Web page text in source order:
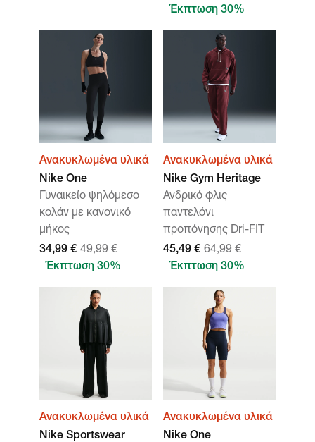
Έκπτωση 30%
Ανακυκλωμένα υλικά
Nike One
Γυναικείο ψηλόμεσο
κολάν με κανονικό
μήκος
34,99 € 49,99 €
Έκπτωση 30%
Ανακυκλωμένα υλικά
Nike Gym Heritage
Ανδρικό φλις
παντελόνι
προπόνησης Dri-FIT
45,49 € 64,99 €
Έκπτωση 30%
Ανακυκλωμένα υλικά
Nike Sportswear
Ανακυκλωμένα υλικά
Nike One